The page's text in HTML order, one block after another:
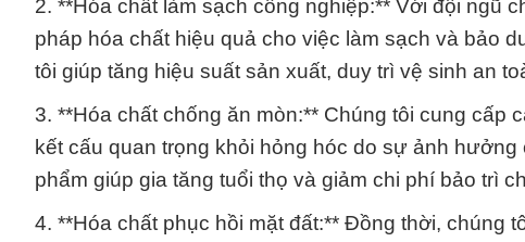
2. **Hóa chất làm sạch công nghiệp:** Với đội ngũ
pháp hóa chất hiệu quả cho việc làm sạch và bảo
tôi giúp tăng hiệu suất sản xuất, duy trì vệ sinh an
3. **Hóa chất chống ăn mòn:** Chúng tôi cung cấp
kết cấu quan trọng khỏi hỏng hóc do sự ảnh
phẩm giúp gia tăng tuổi thọ và giảm chi phí bảo trì
4. **Hóa chất phục hồi mặt đất:** Đồng thời, chúng